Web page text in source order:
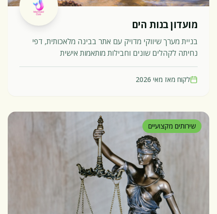
מועדון בנות הים
בניית מערך שיווקי מדויק עם אתר בבינה מלאכותית, דפי
נחיתה לקהלים שונים וחבילות מותאמות אישית
לקוח מאז מאי 2026
שירותים מקצועיים